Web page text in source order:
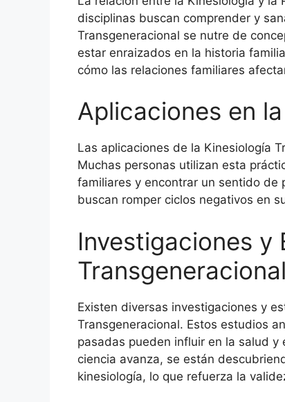
disciplinas buscan comprender y
Transgeneracional se nutre de
estar enraizados en la historia
cómo las relaciones familiares
Aplicaciones en
Las aplicaciones de la Kinesiología
Muchas personas utilizan esta
familiares y encontrar un sentido de
buscan romper ciclos negativos en
Investigaciones y
Transgeneracional
Existen diversas investigaciones y
Transgeneracional. Estos estudios
pasadas pueden influir en la salud
ciencia avanza, se están
kinesiología, lo que refuerza la